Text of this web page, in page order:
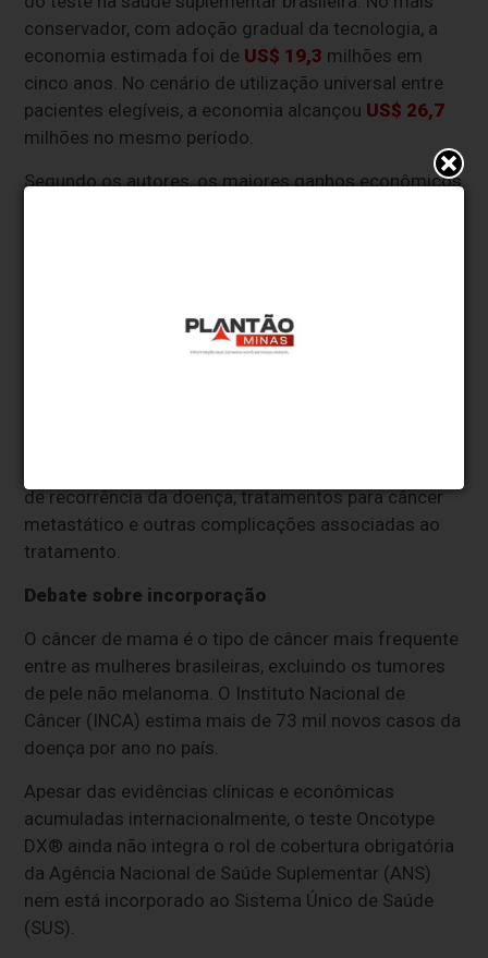
conservador, com adoção gradual da tecnologia, a
economia estimada foi de US$ 19,3 milhões em
cinco anos. No cenário de utilização universal entre
pacientes elegíveis, a economia alcançou US$ 26,7
milhões no mesmo período.
Segundo os autores, os maiores ganhos econômicos
comprometer os resultados clínicos.
Os pesquisadores destacam que os benefícios
de recorrência da doença, tratamentos para câncer
metastático e outras complicações associadas ao
tratamento.
Debate sobre incorporação
O câncer de mama é o tipo de câncer mais frequente
entre as mulheres brasileiras, excluindo os tumores
de pele não melanoma. O Instituto Nacional de
Câncer (INCA) estima mais de 73 mil novos casos da
doença por ano no país.
Apesar das evidências clínicas e econômicas
acumuladas internacionalmente, o teste Oncotype
DX® ainda não integra o rol de cobertura obrigatória
da Agência Nacional de Saúde Suplementar (ANS)
nem está incorporado ao Sistema Único de Saúde
(SUS).